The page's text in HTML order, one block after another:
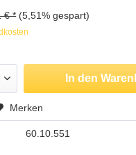
€ * (5,51% gespart)
In den
Merken
60.10.551